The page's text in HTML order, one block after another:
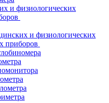
и физиологических
и физиологических
приборов